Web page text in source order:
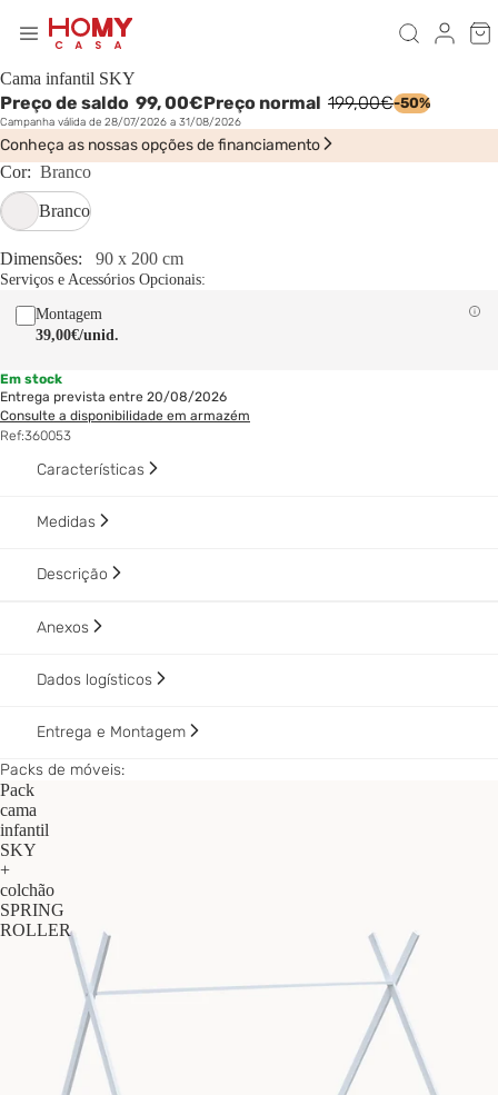
Cama infantil SKY
Preço de saldo 99,00€Preço normal 199,00€-50%
Campanha válida de 28/07/2026 a 31/08/2026
Conheça as nossas opções de financiamento
Cor: Branco
Branco
Dimensões: 90 x 200 cm
Serviços e Acessórios Opcionais:
Montagem
39,00€/unid.
Em stock
Entrega prevista entre 20/08/2026
Consulte a disponibilidade em armazém
Ref:360053
Características
Medidas
Descrição
Anexos
Dados logísticos
Entrega e Montagem
Packs de móveis:
Pack
cama
infantil
SKY
+
colchão
SPRING
ROLLER